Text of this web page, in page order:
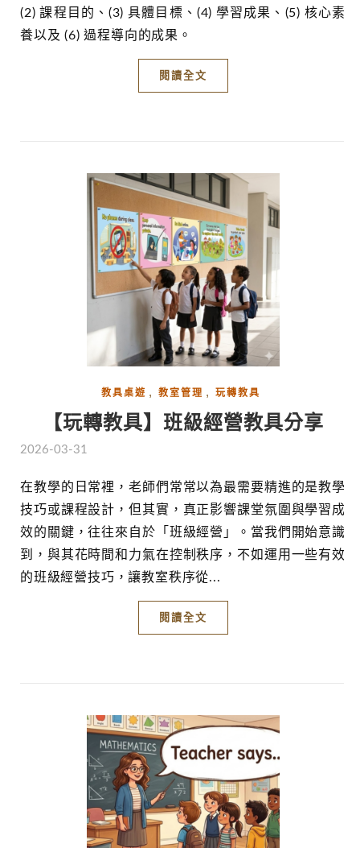
(2) 課程目的、(3) 具體目標、(4) 學習成果、(5) 核心素
養以及 (6) 過程導向的成果。
閱讀全文
教具桌遊 , 教室管理 , 玩轉教具
【玩轉教具】班級經營教具分享
2026-03-31
在教學的日常裡，老師們常常以為最需要精進的是教學
技巧或課程設計，但其實，真正影響課堂氛圍與學習成
效的關鍵，往往來自於「班級經營」。當我們開始意識
到，與其花時間和力氣在控制秩序，不如運用一些有效
的班級經營技巧，讓教室秩序從...
閱讀全文